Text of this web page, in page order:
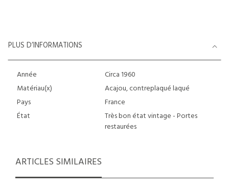
PLUS D’INFORMATIONS
Année
Circa 1960
Matériau(x)
Acajou, contreplaqué laqué
Pays
France
État
Très bon état vintage - Portes
restaurées
ARTICLES SIMILAIRES